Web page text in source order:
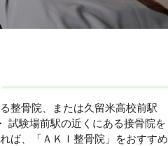
整骨院、または久留米高校前駅
試験場前駅の近くにある接骨院を
ば、「ＡＫＩ整骨院」をおすすめ